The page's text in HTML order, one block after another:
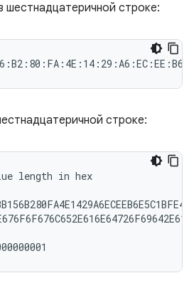
шестнадцатеричной строке:
строке:
length in hex